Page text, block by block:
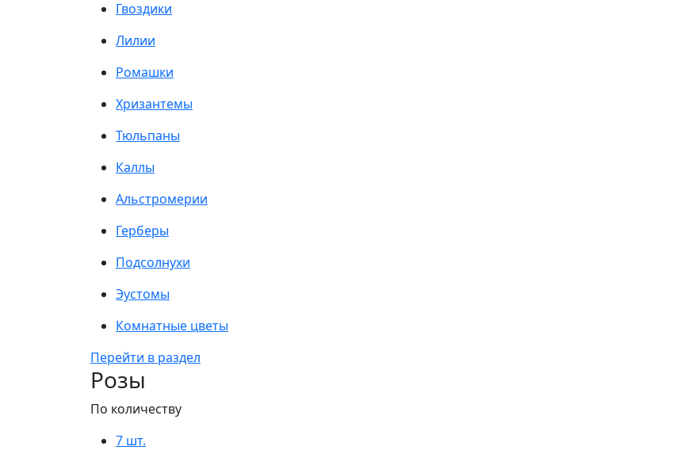
Гвоздики
Лилии
Ромашки
Хризантемы
Тюльпаны
Каллы
Альстромерии
Герберы
Подсолнухи
Эустомы
Комнатные цветы
Перейти в раздел
Розы
По количеству
7 шт.